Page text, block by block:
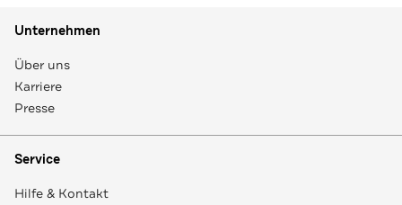
Unternehmen
Über uns
Karriere
Presse
Service
Hilfe & Kontakt